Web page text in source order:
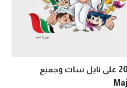
تردد قناة ماجد للأطفال الجديد 2026 على نايل سات وجميع